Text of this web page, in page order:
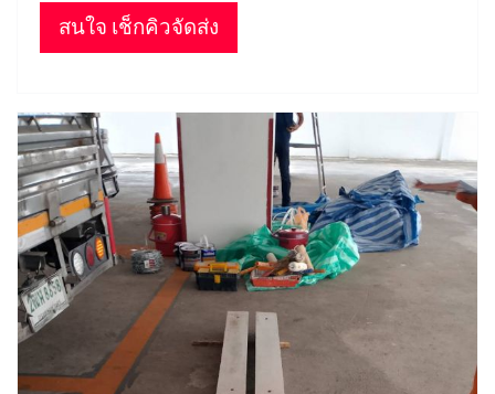
สนใจ เช็กคิวจัดส่ง